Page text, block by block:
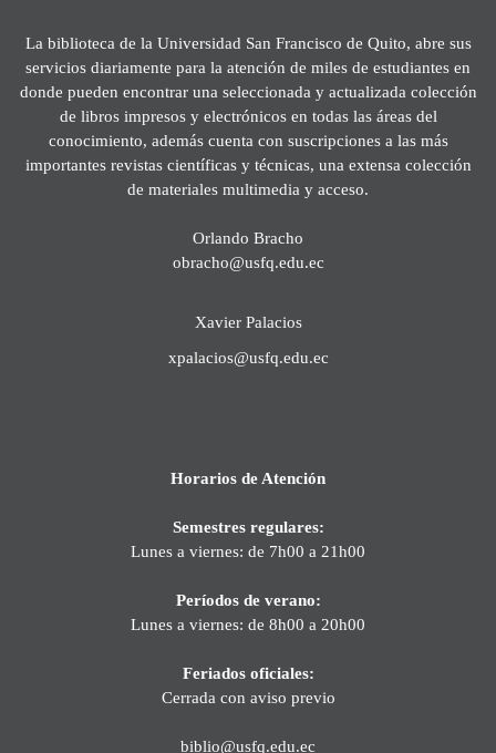
La biblioteca de la Universidad San Francisco de Quito, abre sus
servicios diariamente para la atención de miles de estudiantes en
donde pueden encontrar una seleccionada y actualizada colección
de libros impresos y electrónicos en todas las áreas del
conocimiento, además cuenta con suscripciones a las más
importantes revistas científicas y técnicas, una extensa colección
de materiales multimedia y acceso.
Orlando Bracho
obracho@usfq.edu.ec
Xavier Palacios
xpalacios@usfq.edu.ec
Horarios de Atención
Semestres regulares:
Lunes a viernes: de 7h00 a 21h00
Períodos de verano:
Lunes a viernes: de 8h00 a 20h00
Feriados oficiales:
Cerrada con aviso previo
biblio@usfq.edu.ec